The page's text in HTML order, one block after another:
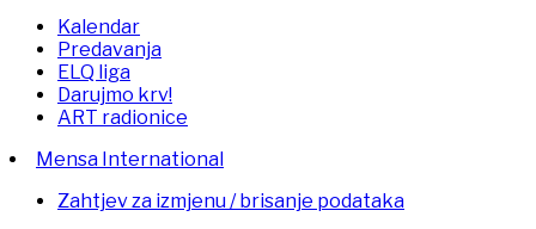
Kalendar
Predavanja
ELQ liga
Darujmo krv!
ART radionice
Mensa International
Zahtjev za izmjenu / brisanje podataka